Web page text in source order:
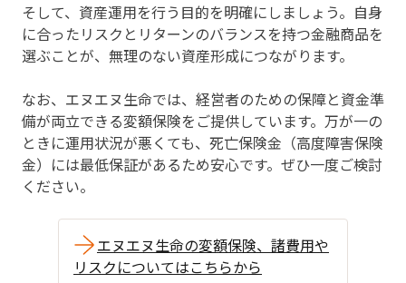
そして、資産運用を行う目的を明確にしましょう。自身
に合ったリスクとリターンのバランスを持つ金融商品を
選ぶことが、無理のない資産形成につながります。
なお、エヌエヌ生命では、経営者のための保障と資金準
備が両立できる変額保険をご提供しています。万が一の
ときに運用状況が悪くても、死亡保険金（高度障害保険
金）には最低保証があるため安心です。ぜひ一度ご検討
ください。
エヌエヌ生命の変額保険、諸費用や
リスクについてはこちらから